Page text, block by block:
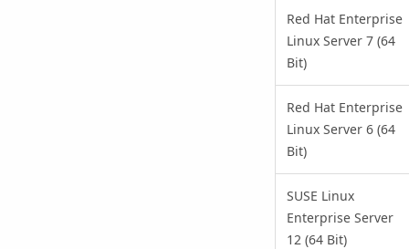
Red Hat Enterprise
Linux Server 7 (64
Bit)
Red Hat Enterprise
Linux Server 6 (64
Bit)
SUSE Linux
Enterprise Server
12 (64 Bit)